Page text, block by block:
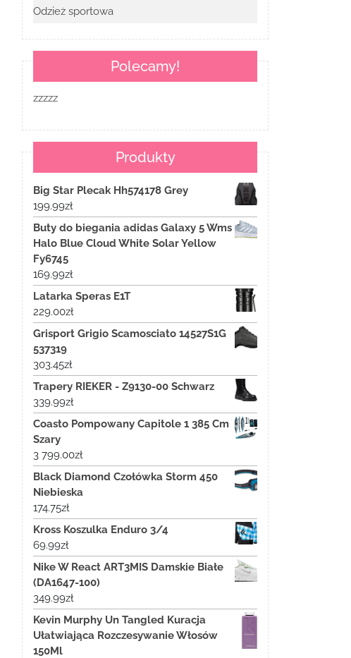
Odzież sportowa
Polecamy!
zzzzz
Produkty
Big Star Plecak Hh574178 Grey
199.99zł
Buty do biegania adidas Galaxy 5 Wms
Halo Blue Cloud White Solar Yellow
Fy6745
169.99zł
Latarka Speras E1T
229.00zł
Grisport Grigio Scamosciato 14527S1G
537319
303.45zł
Trapery RIEKER - Z9130-00 Schwarz
339.99zł
Coasto Pompowany Capitole 1 385 Cm
Szary
3 799.00zł
Black Diamond Czołówka Storm 450
Niebieska
174.75zł
Kross Koszulka Enduro 3/4
69.99zł
Nike W React ART3MIS Damskie Białe
(DA1647-100)
349.99zł
Kevin Murphy Un Tangled Kuracja
Ułatwiająca Rozczesywanie Włosów
150Ml